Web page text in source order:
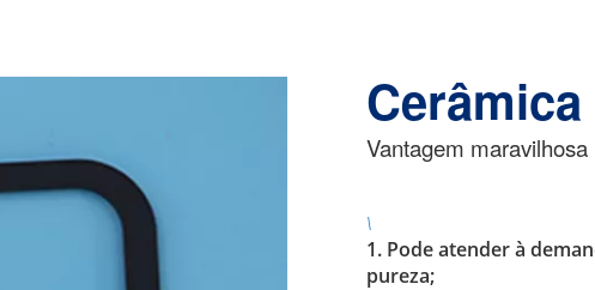
Vantagem maravilhosa
\
1. Pode atender à
pureza;